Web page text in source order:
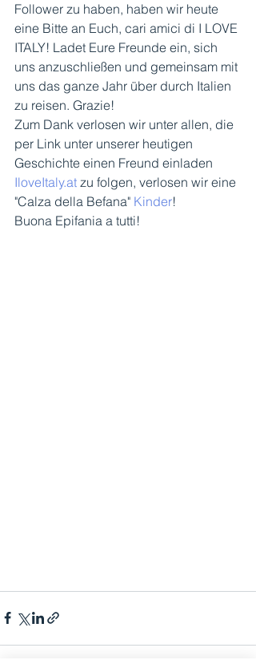
Follower zu haben, haben wir heute
eine Bitte an Euch, cari amici di I LOVE
ITALY! Ladet Eure Freunde ein, sich
uns anzuschließen und gemeinsam mit
uns das ganze Jahr über durch Italien
zu reisen. Grazie!
Zum Dank verlosen wir unter allen, die
per Link unter unserer heutigen
Geschichte einen Freund einladen
IloveItaly.at zu folgen, verlosen wir eine
"Calza della Befana" Kinder!
Buona Epifania a tutti!